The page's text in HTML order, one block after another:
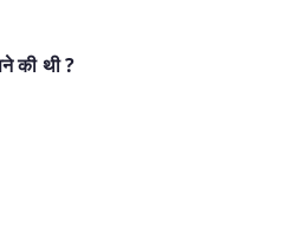
की थी ?